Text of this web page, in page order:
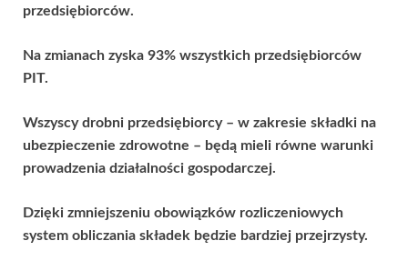
przedsiębiorców.
Na zmianach zyska 93% wszystkich przedsiębiorców
PIT.
Wszyscy drobni przedsiębiorcy – w zakresie składki na
ubezpieczenie zdrowotne – będą mieli równe warunki
prowadzenia działalności gospodarczej.
Dzięki zmniejszeniu obowiązków rozliczeniowych
system obliczania składek będzie bardziej przejrzysty.